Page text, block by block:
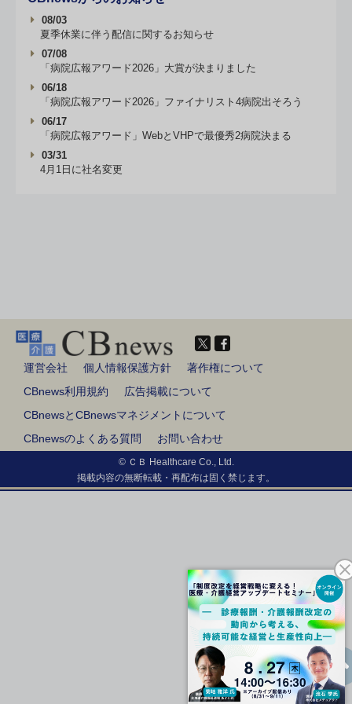
08/03
夏季休業に伴う配信に関するお知らせ
07/08
「病院広報アワード2026」大賞が決まりました
06/18
「病院広報アワード2026」ファイナリスト4病院出そろう
06/17
「病院広報アワード」WebとVHPで最優秀2病院決まる
03/31
4月1日に社名変更
運営会社 個人情報保護方針
著作権について
CBnews利用規約
広告掲載について
CBnewsとCBnewsマネジメントについて
CBnewsのよくある質問
お問い合わせ
© ＣＢ Healthcare Co., Ltd.
掲載内容の無断転載・再配布は固く禁じます。